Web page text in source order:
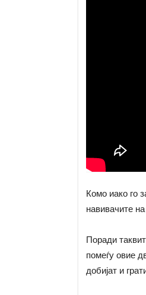
Комо иако го
навивачите
Поради
помеѓу овие
добијат и